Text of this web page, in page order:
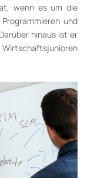
wenn es um die
und
hinaus ist er